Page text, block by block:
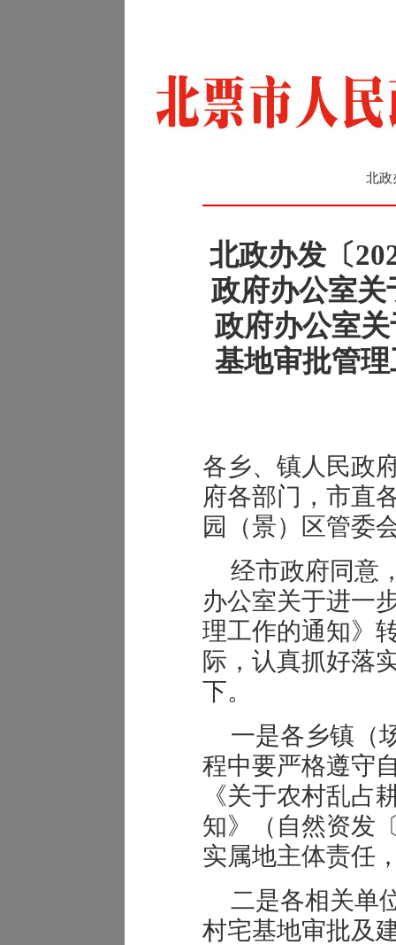
北政
北政办发〔
政府办公室关
政府办公室
基地审批管
各乡、镇人民政
府各部门，市直
园（景）区管委
经市政府同意
办公室关于进一
理工作的通知》
际，认真抓好落
下。
一是各乡镇（
程中要严格遵守
《关于农村乱占
知》（自然资发
实属地主体责任
二是各相关单
村宅基地审批及